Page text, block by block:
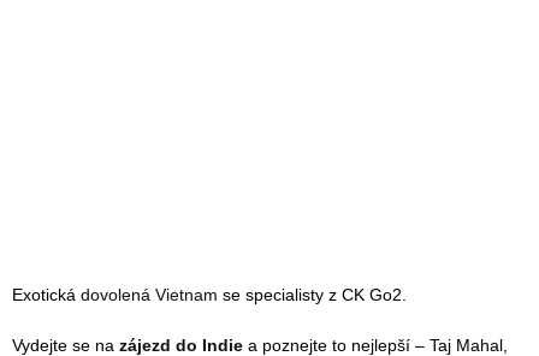
Exotická dovolená Vietnam se specialisty z CK Go2.
Vydejte se na zájezd do Indie a poznejte to nejlepší – Taj Mahal,